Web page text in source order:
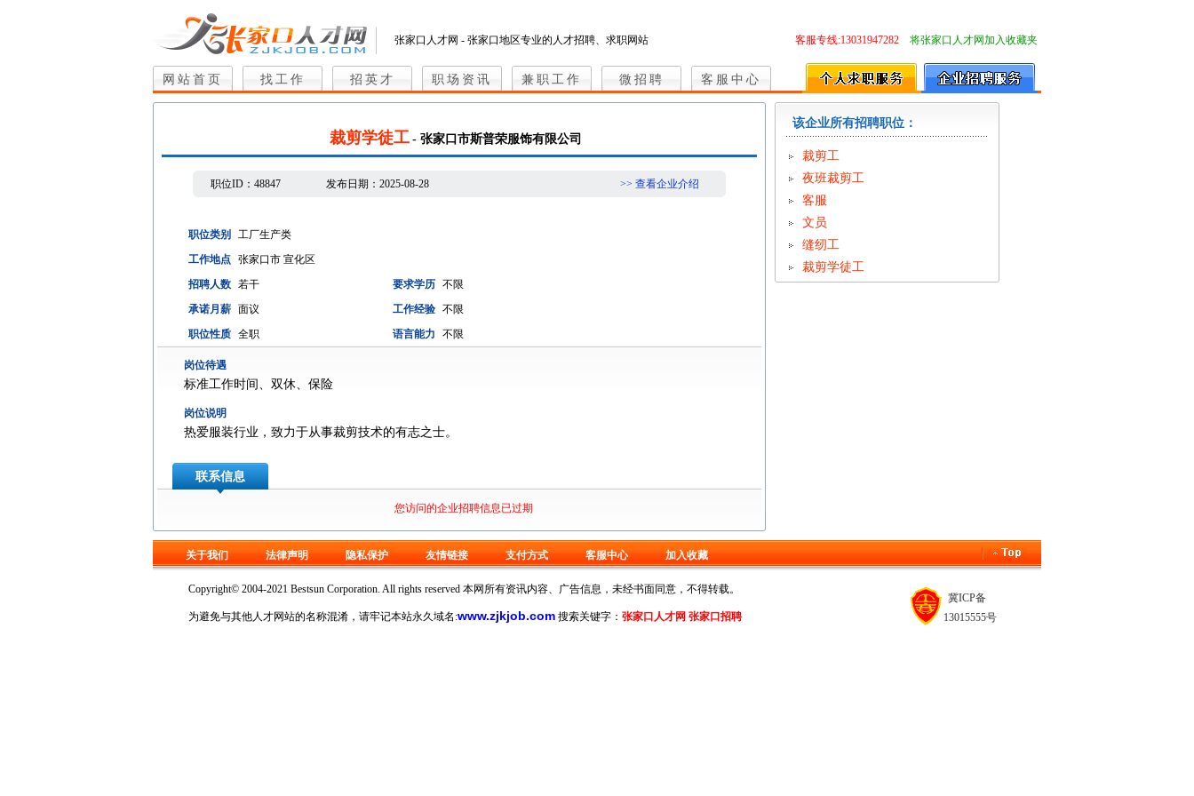
张家口人才网 - 张家口地区专业的人才招聘、求职网站 客服专线:13031947282 将张家口人才网加入收藏夹
网站首页 找工作 招英才 职场资讯 兼职工作 微招聘 客服中心
裁剪学徒工 - 张家口市斯普荣服饰有限公司
职位ID： 48847 发布日期： 2025-08-28 >> 查看企业介绍
职位类别
工厂生产类
工作地点 张家口市 宣化区
招聘人数 若干 要求学历 不限
承诺月薪 面议 工作经验 不限
职位性质 全职 语言能力 不限
岗位待遇
标准工作时间、双休、保险
岗位说明
热爱服装行业，致力于从事裁剪技术的有志之士。
联系信息
您访问的企业招聘信息已过期
该企业所有招聘职位：
裁剪工
夜班裁剪工
客服
文员
缝纫工
裁剪学徒工
关于我们 法律声明 隐私保护 友情链接 支付方式 客服中心 加入收藏
Copyright© 2004-2021 Bestsun Corporation. All rights reserved 本网所有资讯内容、广告信息，未经书面同意，不得转载。
为避免与其他人才网站的名称混淆，请牢记本站永久域名:www.zjkjob.com 搜索关键字： 张家口人才网 张家口招聘
冀ICP备
13015555号